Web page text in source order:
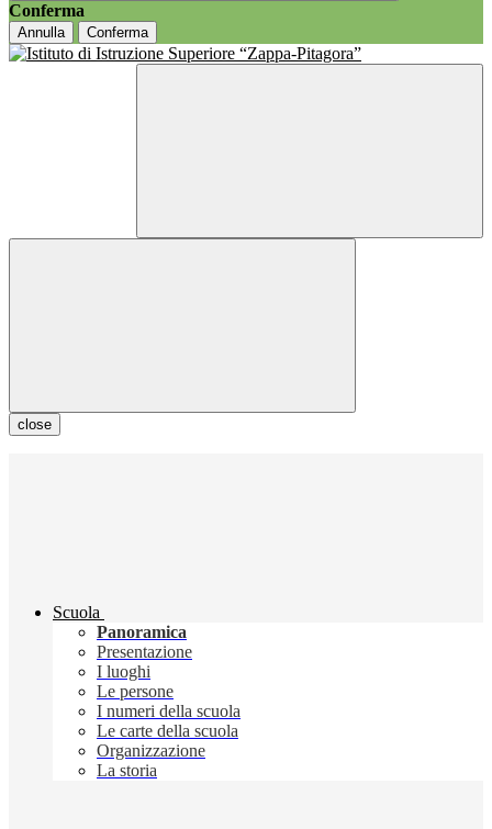
Conferma
Annulla Conferma
close
Scuola
Panoramica
Presentazione
I luoghi
Le persone
I numeri della scuola
Le carte della scuola
Organizzazione
La storia